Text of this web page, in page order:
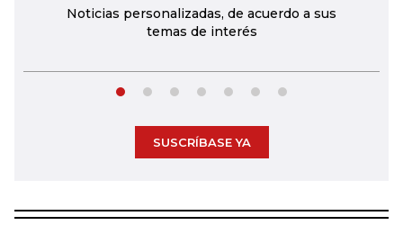
Noticias personalizadas, de acuerdo a sus
temas de interés
SUSCRÍBASE YA